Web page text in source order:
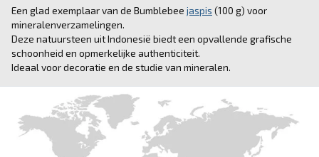
Een glad exemplaar van de Bumblebee jaspis (100 g) voor
mineralenverzamelingen.
Deze natuursteen uit Indonesië biedt een opvallende grafische
schoonheid en opmerkelijke authenticiteit.
Ideaal voor decoratie en de studie van mineralen.